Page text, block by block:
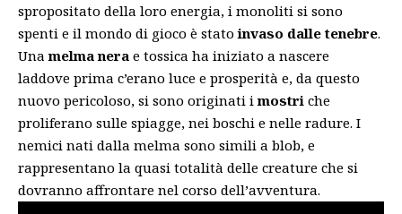
spropositato della loro energia, i monoliti si sono
spenti e il mondo di gioco è statoinvaso dalle tenebre.
Una melma nera e tossica ha iniziato a nascere
laddove prima c’erano luce e prosperità e, da questo
nuovo pericoloso, si sono originati imostri che
proliferano sulle spiagge, nei boschi e nelle radure. I
nemici nati dalla melma sono simili a blob, e
rappresentano la quasi totalità delle creature che si
dovranno affrontare nel corso dell’avventura.